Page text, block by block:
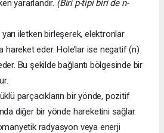
yararlandır. (Biri p-tipi biri de n-
iletken birleşerek, elektronlar
hareket eder. Hole’lar ise negatif (n)
Bu şekilde bağlantı bölgesinde bir
parçacıkların bir yönde, pozitif
diğer bir yönde hareketini sağlar.
radyasyon veya enerji